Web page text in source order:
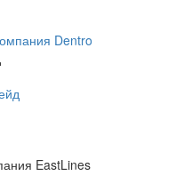
Dentro
EastLines